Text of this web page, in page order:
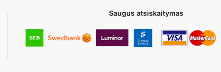
Saugus atsiskaitymas